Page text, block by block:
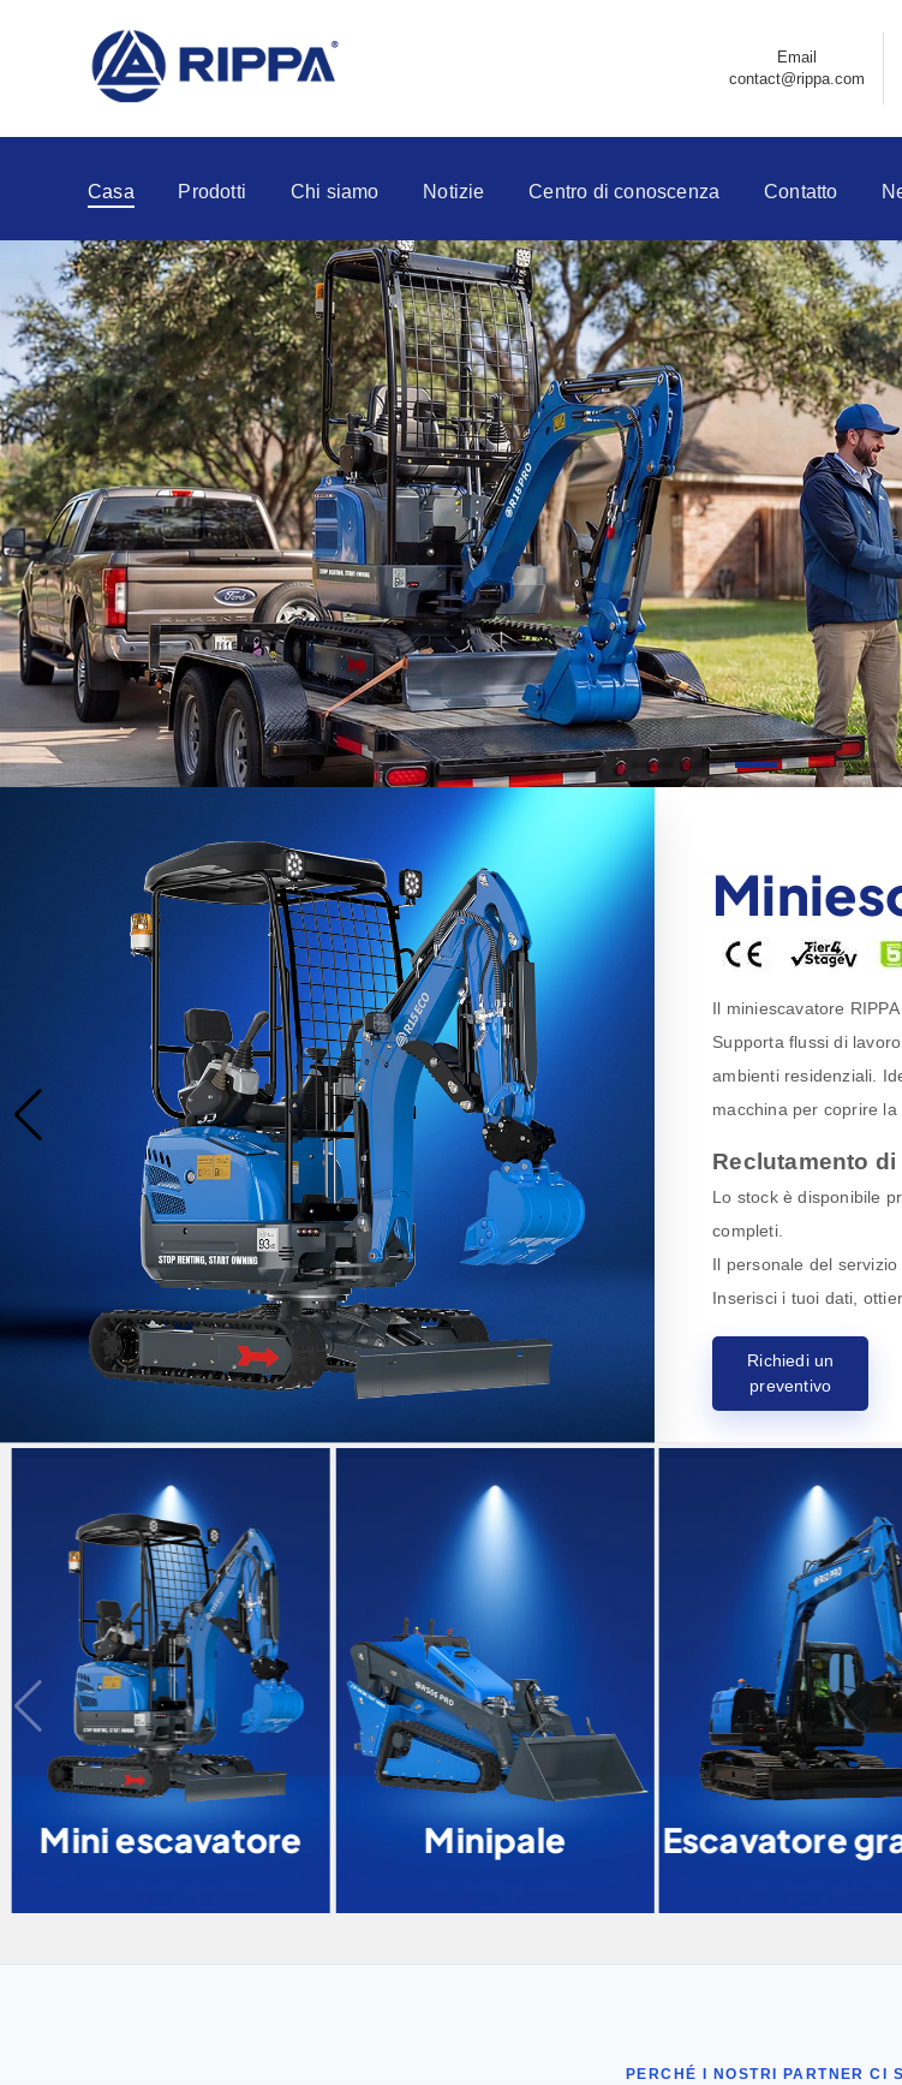
Email
contact@rippa.com
Casa Prodotti Chi siamo Notizie Centro di conoscenza Contatto
Il miniescavatore
Supporta flussi di
ambienti residenziali.
macchina per coprire
Reclutamento
Lo stock è disponibile
completi.
Il personale del
Inserisci i tuoi dati,
Richiedi un
preventivo
Mini escavatore Minipale Escavatore
PERCHÉ I NOSTRI PARTNER CI